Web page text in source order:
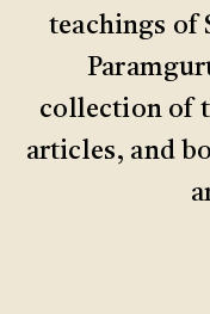
teachings of
collection of
articles, and